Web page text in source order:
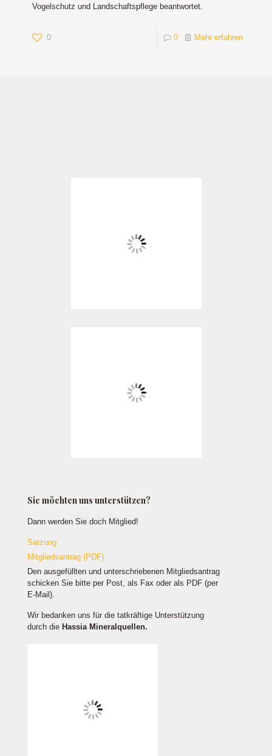
Vogelschutz und Landschaftspflege beantwortet.
0 0 Mehr erfahren
Sie möchten uns unterstützen?
Dann werden Sie doch Mitglied!
Satzung
Mitgliedsantrag (PDF)
Den ausgefüllten und unterschriebenen Mitgliedsantrag
schicken Sie bitte per Post, als Fax oder als PDF (per
E-Mail).
Wir bedanken uns für die tatkräftige Unterstützung
durch die Hassia Mineralquellen.